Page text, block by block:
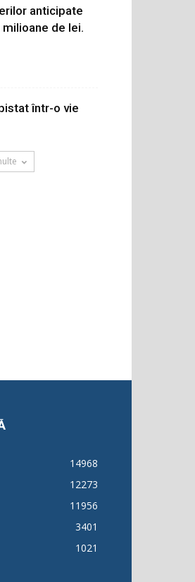
anticipate
de lei.
într-o vie
14968
12273
11956
3401
1021